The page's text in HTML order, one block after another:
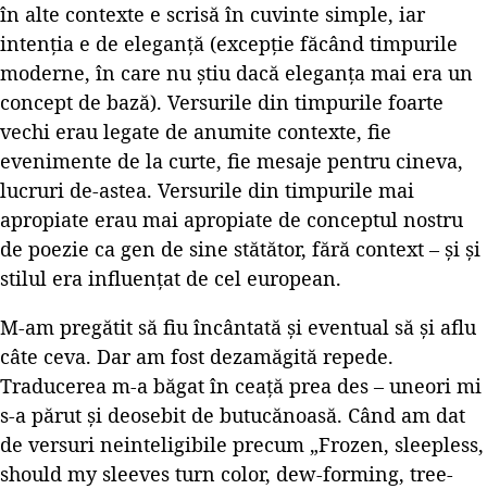
în alte contexte e scrisă în cuvinte simple, iar
intenția e de eleganță (excepție făcând timpurile
moderne, în care nu știu dacă eleganța mai era un
concept de bază). Versurile din timpurile foarte
vechi erau legate de anumite contexte, fie
evenimente de la curte, fie mesaje pentru cineva,
lucruri de-astea. Versurile din timpurile mai
apropiate erau mai apropiate de conceptul nostru
de poezie ca gen de sine stătător, fără context – și și
stilul era influențat de cel european.
M-am pregătit să fiu încântată și eventual să și aflu
câte ceva. Dar am fost dezamăgită repede.
Traducerea m-a băgat în ceață prea des – uneori mi
s-a părut și deosebit de butucănoasă. Când am dat
de versuri neinteligibile precum „Frozen, sleepless,
should my sleeves turn color, dew-forming, tree-